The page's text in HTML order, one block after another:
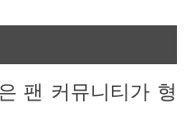
팬 커뮤니티가 형